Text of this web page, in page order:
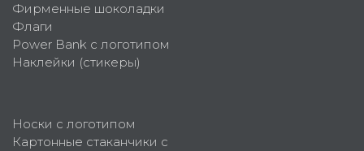
Фирменные шоколадки
Флаги
Power Bank с логотипом
Наклейки (стикеры)
Носки с логотипом
Картонные стаканчики с